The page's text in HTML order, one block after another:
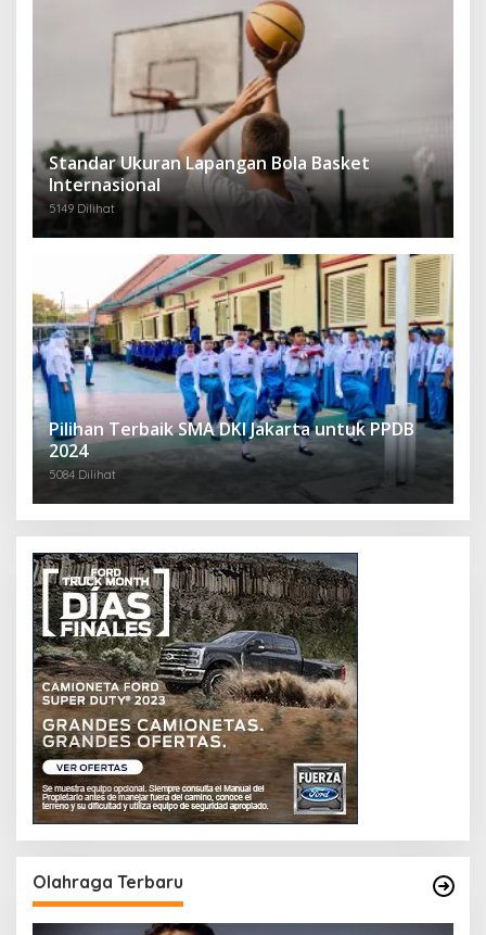
Standar Ukuran Lapangan Bola Basket
Internasional
5149 Dilihat
Pilihan Terbaik SMA DKI Jakarta untuk PPDB
2024
5084 Dilihat
Olahraga Terbaru